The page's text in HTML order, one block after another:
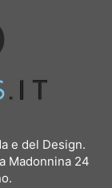
e del Design.
Madonnina 24